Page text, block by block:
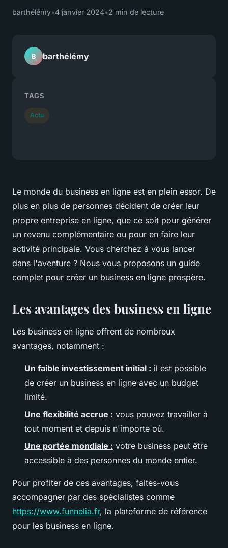
barthélémy•4 janvier 2024•2 min de lecture
Le monde du business en ligne est en plein essor. De
plus en plus de personnes décident de créer leur
propre entreprise en ligne, que ce soit pour générer
un revenu complémentaire ou pour en faire leur
activité principale. Vous cherchez à vous lancer
dans l'aventure ? Nous vous proposons un guide
complet pour créer un business en ligne prospère.
Les avantages des business en ligne
Les business en ligne offrent de nombreux
avantages, notamment :
Un faible investissement initial : il est possible
de créer un business en ligne avec un budget
limité.
Une flexibilité accrue : vous pouvez travailler à
tout moment et depuis n'importe où.
Une portée mondiale : votre business peut être
accessible à des personnes du monde entier.
Pour profiter de ces avantages, faites-vous
accompagner par des spécialistes comme
https://www.funnelia.fr, la plateforme de référence
pour les business en ligne.
B barthélémy
TAGS
Actu